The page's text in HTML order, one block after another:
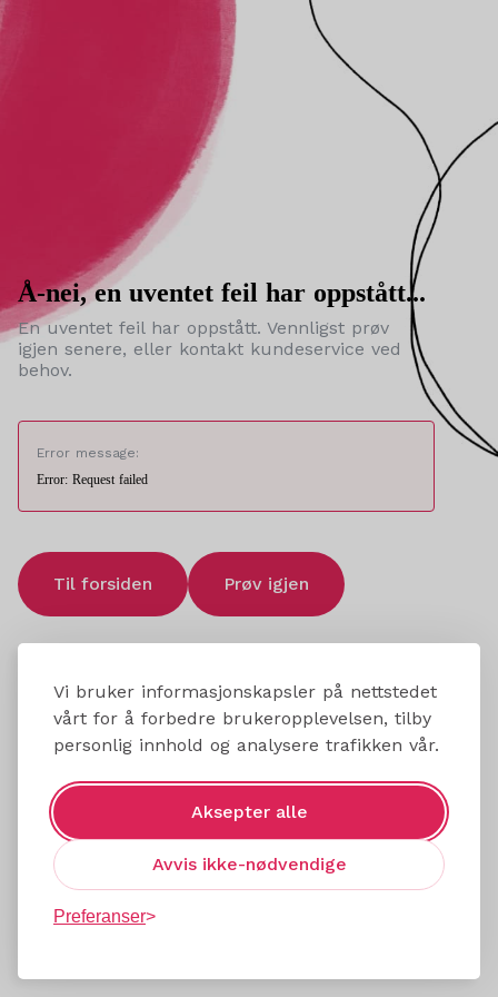
Vi bruker informasjonskapsler på nettstedet
vårt for å forbedre brukeropplevelsen, tilby
personlig innhold og analysere trafikken vår.
Aksepter alle
Avvis ikke-nødvendige
Preferanser
Å-nei, en uventet feil har oppstått...
En uventet feil har oppstått. Vennligst prøv
igjen senere, eller kontakt kundeservice ved
behov.
Error message:
Error: Request failed
Til forsiden Prøv igjen